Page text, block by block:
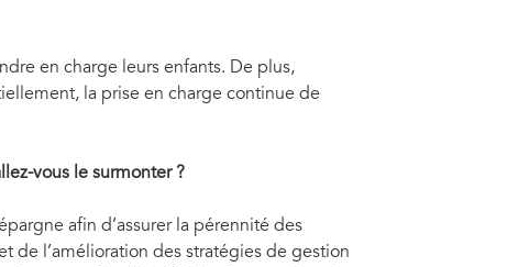
en charge leurs enfants. De plus,
la prise en charge continue de
vous le surmonter ?
afin d’assurer la pérennité des
de l’amélioration des stratégies de gestion